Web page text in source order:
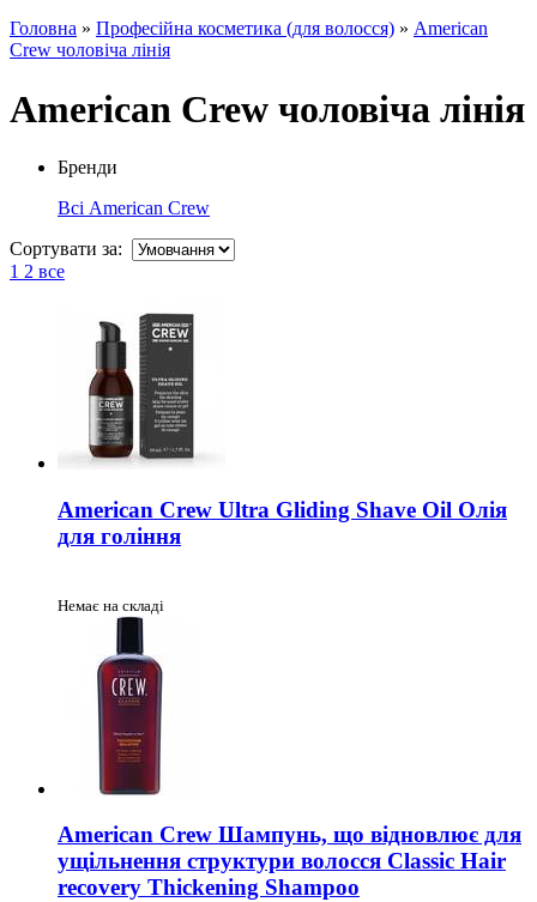
Головна » Професійна косметика (для волосся) » American
Crew чоловіча лінія
American Crew чоловіча лінія
Бренди
Всі American Crew
Сортувати за:
1 2 все
American Crew Ultra Gliding Shave Oil Олія
для гоління
Немає на складі
American Crew Шампунь, що відновлює для
ущільнення структури волосся Classic Hair
recovery Thickening Shampoo